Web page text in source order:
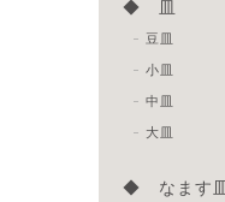
◆ 皿
豆皿
小皿
中皿
大皿
◆ なます